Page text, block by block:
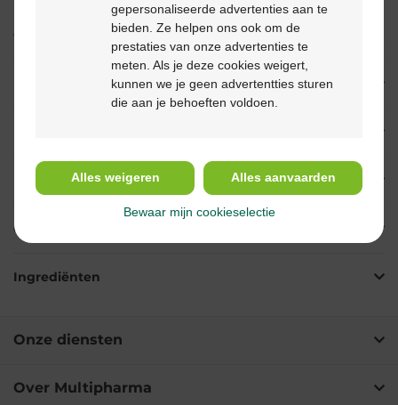
Dit geneesmiddel is UITSLUITEND bestemd voor
volwassenen en adolescenten van meer dan 50 kg (>12 jaar).
Indicaties
Gebruik
Ingrediënten
Onze diensten
Over Multipharma
gepersonaliseerde advertenties aan te
bieden. Ze helpen ons ook om de
prestaties van onze advertenties te
meten. Als je deze cookies weigert,
kunnen we je geen advertentties sturen
die aan je behoeften voldoen.
Alles weigeren Alles aanvaarden
Bewaar mijn cookieselectie